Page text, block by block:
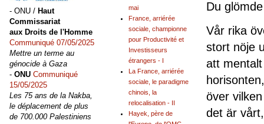
Du
Vår rika
stort nöje
att
horisonten,
över
det är
mai
France, arriérée
sociale, championne
pour Productivité et
Investisseurs
étrangers - I
La France, arriérée
sociale, le paradigme
chinois, la
relocalisation - II
Hayek, père de
- ONU / Haut
Commissariat
aux Droits de l'Homme
Communiqué 07/05/2025
Mettre un terme au
génocide à Gaza
- ONU Communiqué
15/05/2025
Les 75 ans de la Nakba,
le déplacement de plus
de 700.000 Palestiniens